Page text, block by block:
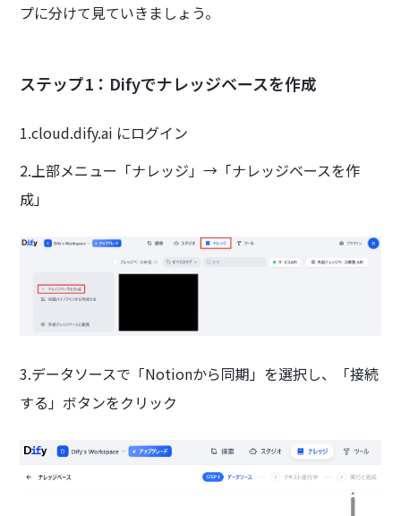
プに分けて見ていきましょう。
ステップ1：Difyでナレッジベースを作成
1.cloud.dify.ai にログイン
2.上部メニュー「ナレッジ」→「ナレッジベースを作
成」
3.データソースで「Notionから同期」を選択し、「接続
する」ボタンをクリック